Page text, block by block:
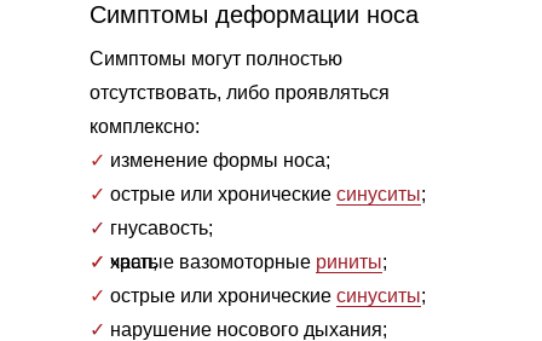
Симптомы деформации носа
Симптомы могут полностью
отсутствовать, либо проявляться
комплексно:
✓ изменение формы носа;
✓ острые или хронические синуситы;
✓ гнусавость;
✓ храп;
✓ частые вазомоторные риниты;
✓ острые или хронические синуситы;
✓ нарушение носового дыхания;